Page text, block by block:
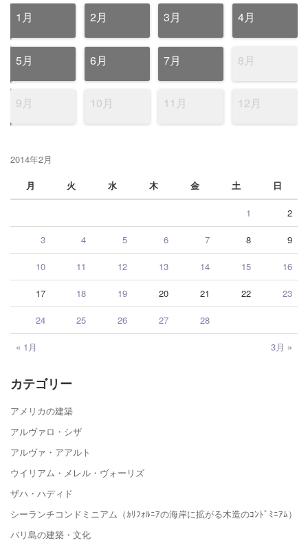
1月 2月 3月 4月
5月 6月 7月 8月
9月 10月 11月 12月
2014年2月
月
火 水 木 金 土 日
« 1月 3月 »
1 2
3 4 5 6 7 8 9
10 11 12 13 14 15 16
17 18 19 20 21 22 23
24 25 26 27 28
カテゴリー
アメリカの建築
アルヴァロ・シザ
アルヴァ・アアルト
ウイリアム・メレル・ヴォーリズ
ザハ・ハディド
シーランチコンドミニアム（ｶﾘﾌｫﾙﾆｱの海岸に拡がる木造のｺﾝﾄﾞﾐﾆｱﾑ）
バリ島の建築・文化